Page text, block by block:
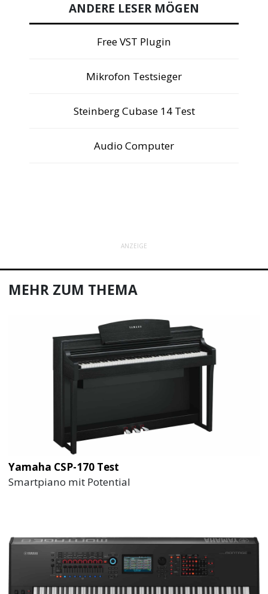
ANDERE LESER MÖGEN
Free VST Plugin
Mikrofon Testsieger
Steinberg Cubase 14 Test
Audio Computer
ANZEIGE
MEHR ZUM THEMA
Yamaha CSP-170 Test
Smartpiano mit Potential